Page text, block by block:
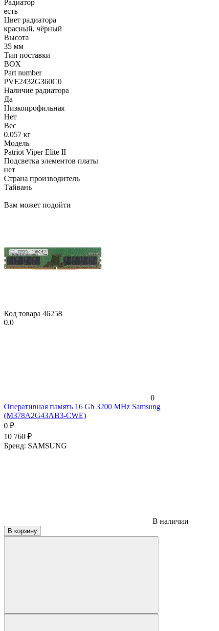
Радиатор
есть
Цвет радиатора
красный, чёрный
Высота
35 мм
Тип поставки
BOX
Part number
PVE2432G360C0
Наличие радиатора
Да
Низкопрофильная
Нет
Вес
0.057 кг
Модель
Patriot Viper Elite II
Подсветка элементов платы
нет
Страна производитель
Тайвань
Вам может подойти
Код товара 46258
0.0
0
Оперативная память 16 Gb 3200 MHz Samsung
(M378A2G43AB3-CWE)
0 ₽
10 760 ₽
Бренд: SAMSUNG
В наличии
В корзину